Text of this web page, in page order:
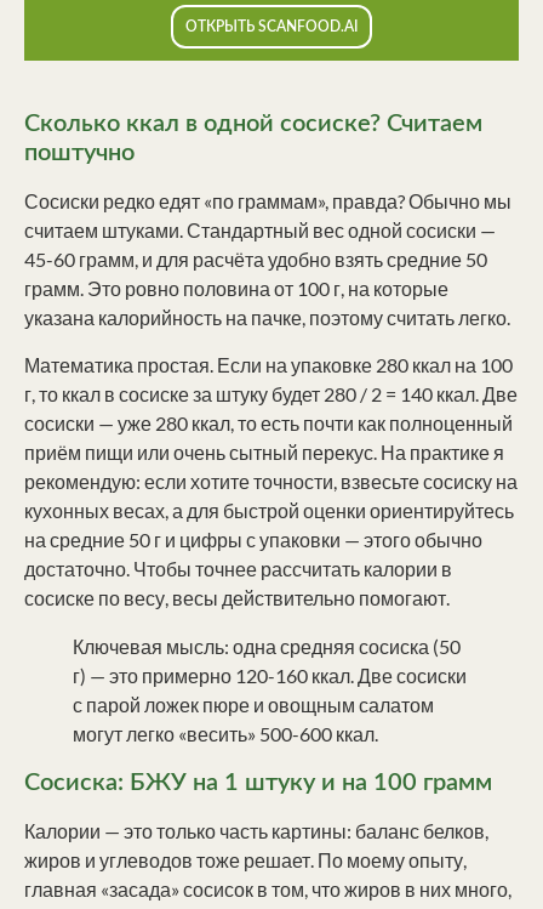
ОТКРЫТЬ SCANFOOD.AI
Сколько ккал в одной сосиске? Считаем
поштучно
Сосиски редко едят «по граммам», правда? Обычно мы
считаем штуками. Стандартный вес одной сосиски —
45-60 грамм, и для расчёта удобно взять средние 50
грамм. Это ровно половина от 100 г, на которые
указана калорийность на пачке, поэтому считать легко.
Математика простая. Если на упаковке 280 ккал на 100
г, то ккал в сосиске за штуку будет 280 / 2 = 140 ккал. Две
сосиски — уже 280 ккал, то есть почти как полноценный
приём пищи или очень сытный перекус. На практике я
рекомендую: если хотите точности, взвесьте сосиску на
кухонных весах, а для быстрой оценки ориентируйтесь
на средние 50 г и цифры с упаковки — этого обычно
достаточно. Чтобы точнее рассчитать калории в
сосиске по весу, весы действительно помогают.
Ключевая мысль: одна средняя сосиска (50
г) — это примерно 120-160 ккал. Две сосиски
с парой ложек пюре и овощным салатом
могут легко «весить» 500-600 ккал.
Сосиска: БЖУ на 1 штуку и на 100 грамм
Калории — это только часть картины: баланс белков,
жиров и углеводов тоже решает. По моему опыту,
главная «засада» сосисок в том, что жиров в них много,